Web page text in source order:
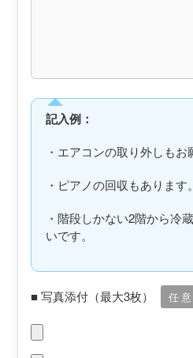
記入例：
・エアコンの取り外しもお
・ピアノの回収もあります。
・階段しかない2階から冷
いです。
■ 写真添付（最大3枚） 任意